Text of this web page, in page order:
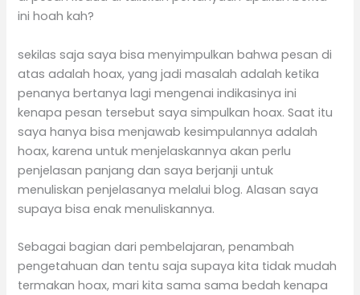
ini hoah kah?
sekilas saja saya bisa menyimpulkan bahwa pesan di
atas adalah hoax, yang jadi masalah adalah ketika
penanya bertanya lagi mengenai indikasinya ini
kenapa pesan tersebut saya simpulkan hoax. Saat itu
saya hanya bisa menjawab kesimpulannya adalah
hoax, karena untuk menjelaskannya akan perlu
penjelasan panjang dan saya berjanji untuk
menuliskan penjelasanya melalui blog. Alasan saya
supaya bisa enak menuliskannya.
Sebagai bagian dari pembelajaran, penambah
pengetahuan dan tentu saja supaya kita tidak mudah
termakan hoax, mari kita sama sama bedah kenapa